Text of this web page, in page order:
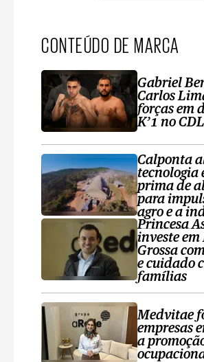
CONTEÚDO DE MARCA
Gabriel
Carlos
forças em
K’1 no
Calponta
tecnologia
prima de
para
agro e a
Princesa
investe em
Grossa
e cuidado
famílias
Medvitae
empresas
a